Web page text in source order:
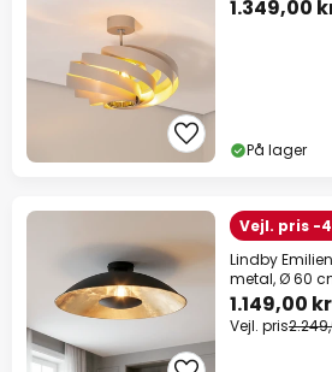
1.349,00
På lager
Vejl. pris -
Lindby
metal, Ø 60
1.149,00
Vejl. pris